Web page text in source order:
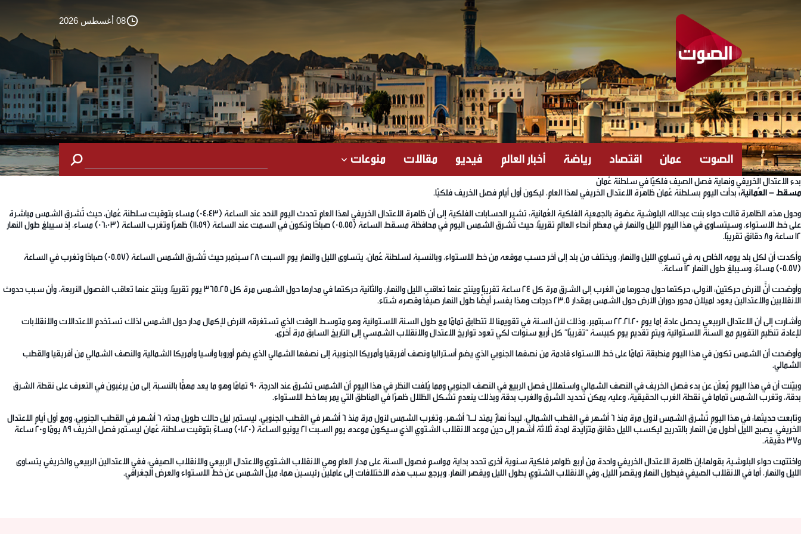
08 أغسطس 2026
الصوت عمان اقتصاد رياضة أخبار العالم فيديو مقالات منوعات
بدء الاعتدال الخريفي ونهاية فصل الصيف فلكيًا في سلطنة عُمان
مسقط – العُمانية: بدأت اليوم بسلطنة عُمان ظاهرة الاعتدال الخريفي لهذا العام، ليكون أول أيام فصل الخريف فلكيًا.
وحول هذه الظاهرة قالت حواء بنت عبدالله البلوشية عضوة بالجمعية الفلكية العُمانية: تشير الحسابات الفلكية إلى أن ظاهرة الاعتدال الخريفي لهذا العام تحدث اليوم الأحد عند الساعة (04:43) مساء بتوقيت سلطنة عُمان، حيث تُشرق الشمس مباشرة
على خط الاستواء، وسيتساوى في هذا اليوم الليل والنهار في معظم أنحاء العالم تقريبًا، حيث تُشرق الشمس اليوم في محافظة مسقط الساعة (05.55) صباحًا وتكون في السمت عند الساعة (11:59) ظهرًا وتغرب الساعة (06:03) مساء، إذ سيبلغ طول النهار
12 ساعة و8 دقائق تقريبًا.
وأكدت أن لكل بلد يومه الخاص به في تساوي الليل والنهار، ويختلف من بلد إلى آخر حسب موقعه من خط الاستواء، وبالنسبة لسلطنة عُمان، يتساوى الليل والنهار يوم السبت 28 سبتمبر حيث تُشرق الشمس الساعة (05.57) صباحًا وتغرب في الساعة
(05.57) مساءً، وسيبلغ طول النهار 12 ساعة.
وأوضحت أنَّ للأرض حركتين؛ الأولى: حركتها حول محورها من الغرب إلى الشرق مرة كل 24 ساعة تقريبًا وينتج عنها تعاقب الليل والنهار، والثانية حركتها في مدارها حول الشمس مرة كل 365.25 يوم تقريبًا، وينتج عنها تعاقب الفصول الأربعة، وأن سبب حدوث
الانقلابين والاعتدالين يعود لميلان محور دوران الأرض حول الشمس بمقدار 23.5 درجات وهذا يفسر أيضًا طول النهار صيفًا وقصره شتاء.
وأشارت إلى أن الاعتدال الربيعي يحصل عادة إما يوم 22،21،20 سبتمبر، وذلك لأن السنة في تقويمنا لا تتطابق تمامًا مع طول السنة الاستوائية وهو متوسط الوقت الذي تستغرقه الأرض لإكمال مدار حول الشمس لذلك تستخدم الاعتدالات والانقلابات
لإعادة تنظيم التقويم مع السنة الاستوائية ويتم تقديم يوم كبيسة “تقريبًا” كل أربع سنوات لكي تعود تواريخ الاعتدال والانقلاب الشمسي إلى التاريخ السابق مرة أخرى.
وأوضحت أن الشمس تكون في هذا اليوم منطبقة تمامًا على خط الاستواء قادمة من نصفها الجنوبي الذي يضم أستراليا ونصف أفريقيا وأمريكا الجنوبية إلى نصفها الشمالي الذي يضم أوروبا وآسيا وأمريكا الشمالية والنصف الشمالي من أفريقيا والقطب
الشمالي.
وبيّنت أن في هذا اليوم يُعلَن عن بدء فصل الخريف في النصف الشمالي واستهلال فصل الربيع في النصف الجنوبي ومما يُلفت النظر في هذا اليوم أن الشمس تشرق عند الدرجة 90 تمامًا وهو ما يعد مهمًّا بالنسبة إلى من يرغبون في التعرف على نقطة الشرق
بدقة، وتغرب الشمس تماما في نقطة الغرب الحقيقية، وعليه يمكن تحديد الشرق والغرب بدقة وبذلك ينعدم تشكل الظلال ظهرًا في المناطق التي يمر بها خط الاستواء.
وتابعت حديثها: في هذا اليوم تُشرق الشمس لأول مرة منذ 6 أشهر في القطب الشمالي، ليبدأ نهارٌ يمتد لـ6 أشهر، وتغرب الشمس لأول مرة منذ 6 أشهر في القطب الجنوبي، ليستمر ليل حالك طويل مدته 6 أشهر في القطب الجنوبي، ومع أول أيام الاعتدال
الخريفي، يصبح الليل أطول من النهار بالتدريج ليكسب الليل دقائق متزايدة لمدة ثلاثة أشهر إلى حين موعد الانقلاب الشتوي الذي سيكون موعده يوم السبت 21 يونيو الساعة (01:20) مساءً بتوقيت سلطنة عُمان ليستمر فصل الخريف 89 يومًا و20 ساعة
و37 دقيقة.
واختتمت حواء البلوشية بقولها:إن ظاهرة الاعتدال الخريفي واحدة من أربع ظواهر فلكية سنوية أخرى تحدد بداية مواسم فصول السنة على مدار العام وهي الانقلاب الشتوي والاعتدال الربيعي والانقلاب الصيفي؛ ففي الاعتدالين الربيعي والخريفي يتساوى
الليل والنهار، أما في الانقلاب الصيفي فيطول النهار ويقصر الليل، وفي الانقلاب الشتوي يطول الليل ويقصر النهار، ويرجع سبب هذه الاختلافات إلى عاملين رئيسين هما: ميل الشمس عن خط الاستواء والعرض الجغرافي.